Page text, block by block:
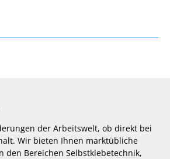
der Arbeitswelt, ob direkt bei
Wir bieten Ihnen marktübliche
den Bereichen Selbstklebetechnik,